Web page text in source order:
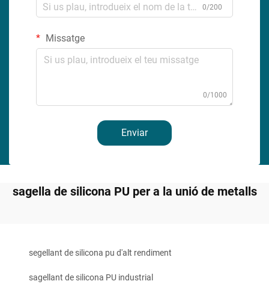
0/200
Missatge
0/1000
Enviar
sagella de silicona PU per a la unió de metalls
segellant de silicona pu d'alt rendiment
sagellant de silicona PU industrial